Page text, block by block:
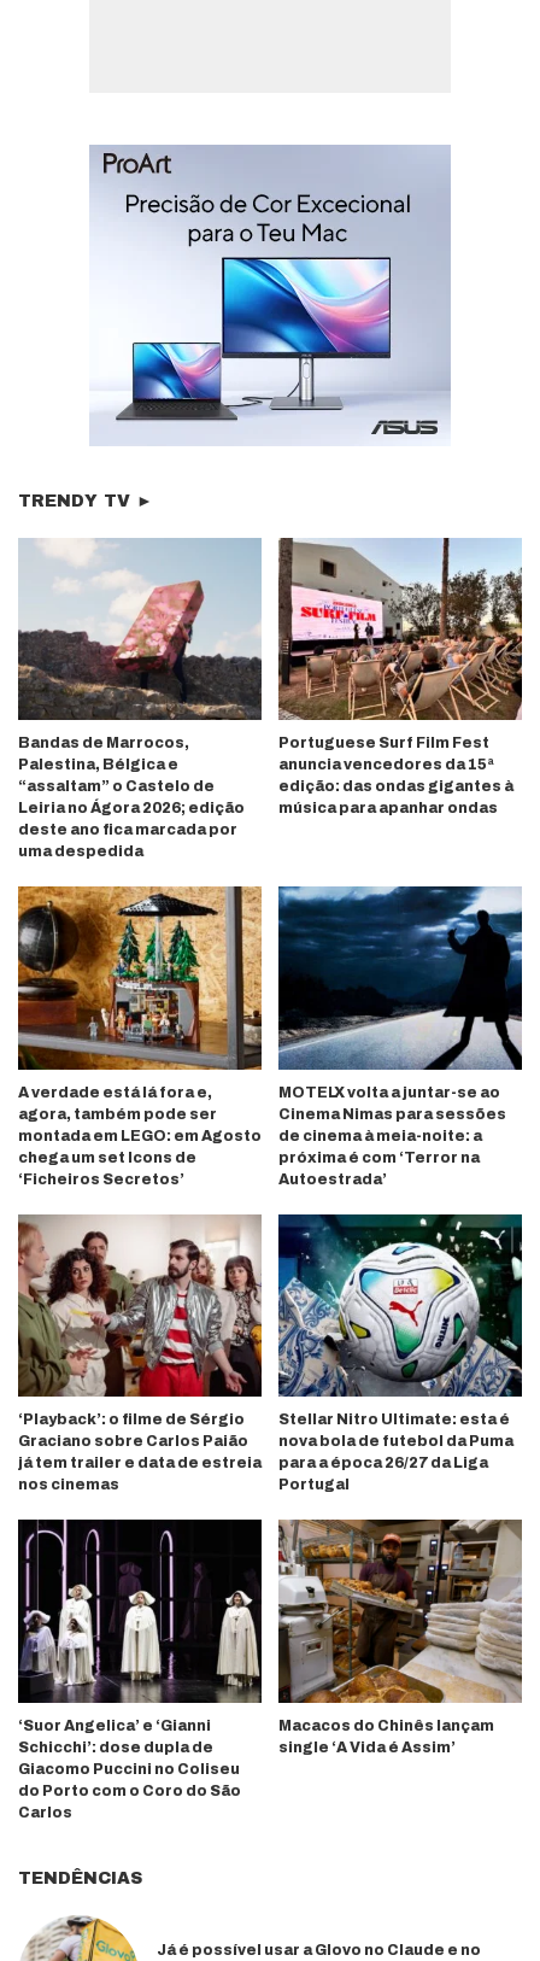
TRENDY TV ►
Bandas de Marrocos,
Palestina, Bélgica e
“assaltam” o Castelo de
Leiria no Ágora 2026; edição
deste ano fica marcada por
uma despedida
Portuguese Surf Film Fest
anuncia vencedores da 15ª
edição: das ondas gigantes à
música para apanhar ondas
A verdade está lá fora e,
agora, também pode ser
montada em LEGO: em Agosto
chega um set Icons de
‘Ficheiros Secretos’
MOTELX volta a juntar-se ao
Cinema Nimas para sessões
de cinema à meia-noite: a
próxima é com ‘Terror na
Autoestrada’
‘Playback’: o filme de Sérgio
Graciano sobre Carlos Paião
já tem trailer e data de estreia
nos cinemas
Stellar Nitro Ultimate: esta é
nova bola de futebol da Puma
para a época 26/27 da Liga
Portugal
‘Suor Angelica’ e ‘Gianni
Schicchi’: dose dupla de
Giacomo Puccini no Coliseu
do Porto com o Coro do São
Carlos
Macacos do Chinês lançam
single ‘A Vida é Assim’
TENDÊNCIAS
Já é possível usar a Glovo no Claude e no